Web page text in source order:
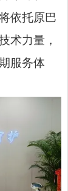
依托原巴
术力量，
服务体